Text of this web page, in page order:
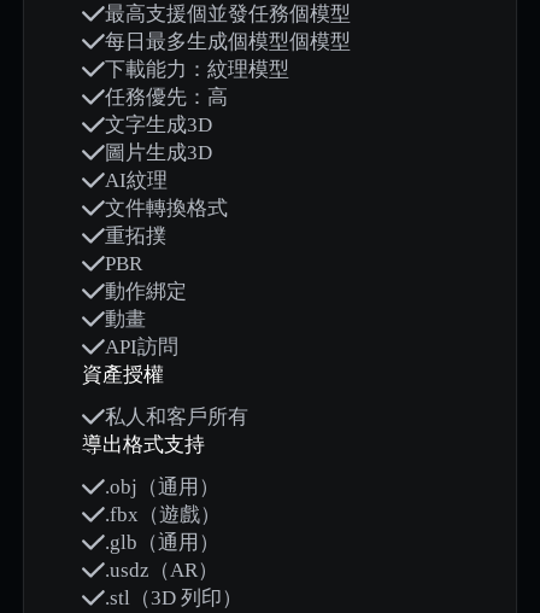
最高支援個並發任務個模型
每日最多生成個模型個模型
下載能力：紋理模型
任務優先：高
文字生成3D
圖片生成3D
AI紋理
文件轉換格式
重拓撲
PBR
動作綁定
動畫
API訪問
資產授權
私人和客戶所有
導出格式支持
.obj（通用）
.fbx（遊戲）
.glb（通用）
.usdz（AR）
.stl（3D 列印）